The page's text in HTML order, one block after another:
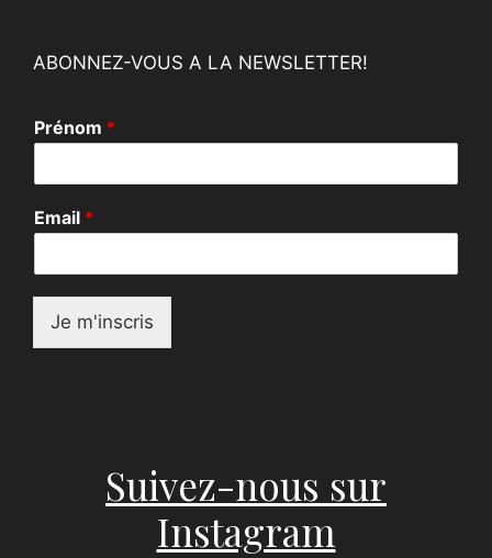
ABONNEZ-VOUS A LA NEWSLETTER!
Prénom *
*
P
é
n
Email *
Je m'inscris
Suivez-nous sur
Instagram